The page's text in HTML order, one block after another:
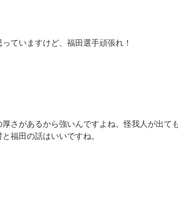
ていますけど、福田選手頑張れ！
厚さがあるから強いんですよね。怪我人が出て
福田の話はいいですね。